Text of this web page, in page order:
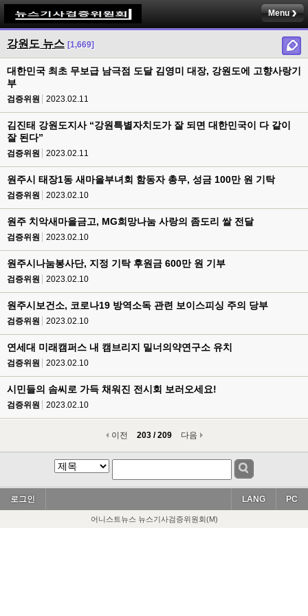
Menu
강원도 뉴스 [1,669]
대한민국 최초 무보급 남극점 도달 김영미 대장, 강원도에 고향사랑기
부
검증위원 2023.02.11
김진태 강원도지사 “강원특별자치도가 잘 되면 대한민국이 다 같이
잘 된다”
검증위원 2023.02.11
원주시 태장1동 새마을부녀회 함동자 총무, 성금 100만 원 기탁
검증위원 2023.02.10
원주 치악새마을금고, MG희망나눔 사랑의 좀도리 쌀 전달
검증위원 2023.02.10
원주시나눔봉사단, 지정 기탁 후원금 600만 원 기부
검증위원 2023.02.10
원주시보건소, 코로나19 방역소독 관련 보이스피싱 주의 당부
검증위원 2023.02.10
연세대 미래캠퍼스 내 캠브리지 밀너의약연구소 유치
검증위원 2023.02.10
시민들의 솜씨로 가득 채워진 전시회 보러오세요!
검증위원 2023.02.10
이전 203 / 209 다음
로그인 PC
LANG
어니스트뉴스 뉴스기사검증위원회(M)